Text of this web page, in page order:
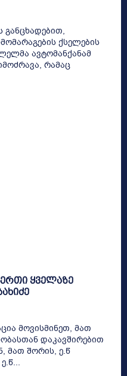
ქსელების
ავტომანქანამ
რამაც
ყველაზე
მოვისმინეთ, მათ
დაკავშირებით
მათ შორის, ე.წ